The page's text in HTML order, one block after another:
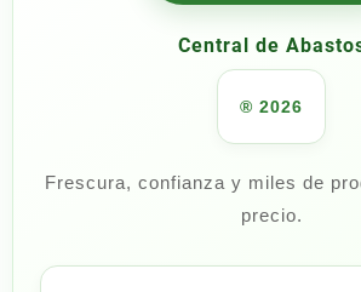
Central de
® 2026
Frescura, confianza y miles de
precio.